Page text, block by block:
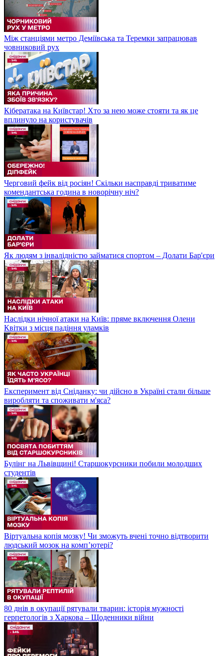
Між станціями метро Деміївська та Теремки запрацював
човниковий рух
Кібератака на Київстар! Хто за нею може стояти та як це
вплинуло на користувачів
Черговий фейк від росіян! Скільки насправді триватиме
комендантська година в новорічну ніч?
Як людям з інвалідністю займатися спортом – Долати Бар'єри
Наслідки нічної атаки на Київ: пряме включення Олени
Квітки з місця падіння уламків
Експеримент від Сніданку: чи дійсно в Україні стали більше
виробляти та споживати м'яса?
Булінг на Львівщині! Старшокурсники побили молодших
студентів
Віртуальна копія мозку! Чи зможуть вчені точно відтворити
людський мозок на компʼютері?
80 днів в окупації рятували тварин: історія мужності
герпетологів з Харкова – Щоденники війни